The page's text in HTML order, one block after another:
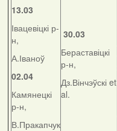
13.03
Івацевіцкі р-
н,
А.Іваноў
02.04
Камянецкі
р-н,
В.Пракапчук
30.03
Бераставіцкі
р-н,
Дз.Вінчэўскі et
al.